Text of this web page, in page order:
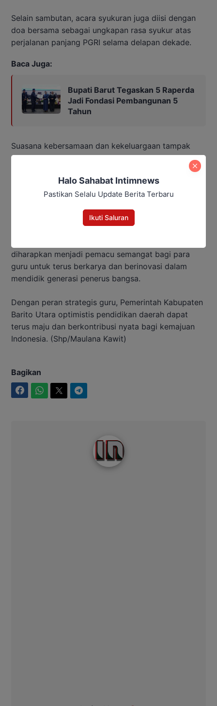
Selain sambutan, acara syukuran juga diisi dengan
doa bersama sebagai ungkapan rasa syukur atas
perjalanan panjang PGRI selama delapan dekade.
Baca Juga:
Bupati Barut Tegaskan 5 Raperda
Jadi Fondasi Pembangunan 5
Tahun
Suasana kebersamaan dan kekeluargaan tampak
mewarnai kegiatan tersebut, mencerminkan kuatnya
Para guru yang hadir menyambut baik perhatian dan
diharapkan menjadi pemacu semangat bagi para
guru untuk terus berkarya dan berinovasi dalam
mendidik generasi penerus bangsa.
Dengan peran strategis guru, Pemerintah Kabupaten
Barito Utara optimistis pendidikan daerah dapat
terus maju dan berkontribusi nyata bagi kemajuan
Indonesia. (Shp/Maulana Kawit)
Bagikan
Halo Sahabat Intimnews
Pastikan Selalu Update Berita Terbaru
Ikuti Saluran